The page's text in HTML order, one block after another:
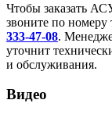
Чтобы заказать
звоните по номеру
333-47-08.
уточнит
и обслуживания.
Видео